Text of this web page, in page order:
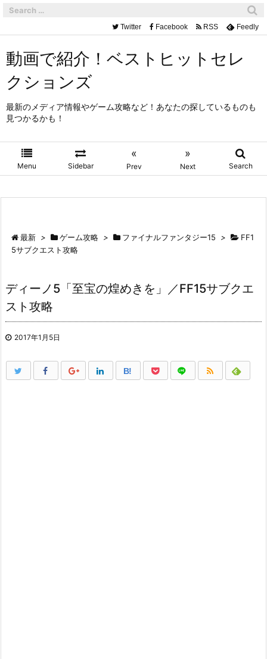
動画で紹介！ベストヒットセレ
クションズ
最新のメディア情報やゲーム攻略など！あなたの探しているものも
見つかるかも！
Menu Sidebar
«
Prev
»
Next Search
Twitter Facebook RSS Feedly
最新 > ゲーム攻略 > ファイナルファンタジー15 >
FF1
5サブクエスト攻略
ディーノ5「至宝の煌めきを」／FF15サブクエ
スト攻略
2017年1月5日
B!